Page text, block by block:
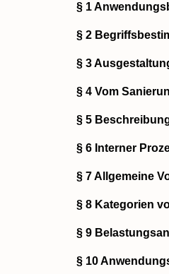
§ 1
§ 2
§ 3
§ 4 Vom
§ 5
§ 6 Interner
§ 7 Allgemeine
§ 8 Kategorien
§ 9
§ 10